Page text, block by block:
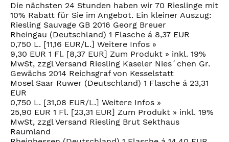
Die nächsten 24 Stunden haben wir 70 Rieslinge mit
10% Rabatt für Sie im Angebot. Ein kleiner Auszug:
Riesling Sauvage GB 2016 Georg Breuer
Rheingau (Deutschland) 1 Flasche á 8,37 EUR
0,750 L. [11,16 EUR/L.] Weitere Infos »
9,30 EUR 1 Fl. [8,37 EUR] Zum Produkt » inkl. 19%
MwSt, zzgl Versand Riesling Kaseler Nies´chen Gr.
Gewächs 2014 Reichsgraf von Kesselstatt
Mosel Saar Ruwer (Deutschland) 1 Flasche á 23,31
EUR
0,750 L. [31,08 EUR/L.] Weitere Infos »
25,90 EUR 1 Fl. [23,31 EUR] Zum Produkt » inkl. 19%
MwSt, zzgl Versand Riesling Brut Sekthaus
Raumland